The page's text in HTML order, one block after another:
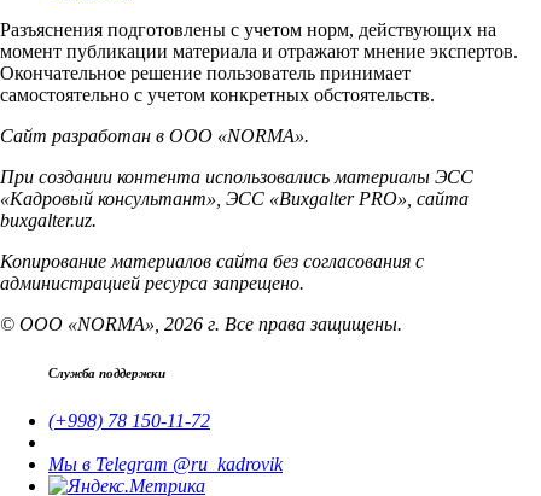
Разъяснения подготовлены с учетом норм, действующих на
момент публикации материала и отражают мнение экспертов.
Окончательное решение пользователь принимает
самостоятельно с учетом конкретных обстоятельств.
Сайт разработан в ООО «NORMA».
При создании контента использовались материалы ЭСС
«Кадровый консультант», ЭСС «Buxgalter PRO», сайта
buxgalter.uz.
Копирование материалов сайта без согласования с
администрацией ресурса запрещено.
© ООО «NORMA», 2026 г. Все права защищены.
Служба поддержки
(+998) 78 150-11-72
Мы в Telegram @ru_kadrovik